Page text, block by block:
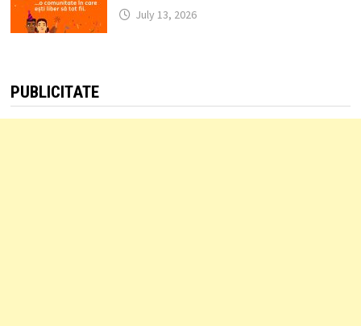
July 13, 2026
PUBLICITATE